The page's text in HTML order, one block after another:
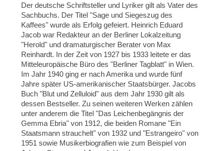
Der deutsche Schriftsteller und Lyriker gilt als Vater des
Sachbuchs. Der Titel "Sage und Siegeszug des
Kaffees" wurde als Erfolg gefeiert. Heinrich Eduard
Jacob war Redakteur an der Berliner Lokalzeitung
"Herold" und dramaturgischer Berater von Max
Reinhardt. In der Zeit von 1927 bis 1933 leitete er das
Mitteleuropäische Büro des "Berliner Tagblatt" in Wien.
Im Jahr 1940 ging er nach Amerika und wurde fünf
Jahre später US-amerikanischer Staatsbürger. Jacobs
Buch "Blut und Zelluloid" aus dem Jahr 1930 gilt als
dessen Bestseller. Zu seinen weiteren Werken zählen
unter anderem die Titel "Das Leichenbegängnis der
Gemma Ebria" von 1912, die beiden Romane "Ein
Staatsmann strauchelt" von 1932 und "Estrangeiro" von
1951 sowie Musikerbiografien wie zum Beispiel von